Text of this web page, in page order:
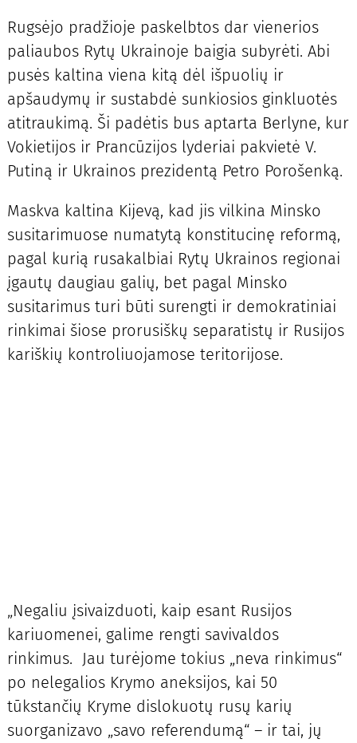
Rugsėjo pradžioje paskelbtos dar vienerios
paliaubos Rytų Ukrainoje baigia subyrėti. Abi
pusės kaltina viena kitą dėl išpuolių ir
apšaudymų ir sustabdė sunkiosios ginkluotės
atitraukimą. Ši padėtis bus aptarta Berlyne, kur
Vokietijos ir Prancūzijos lyderiai pakvietė V.
Putiną ir Ukrainos prezidentą Petro Porošenką.
Maskva kaltina Kijevą, kad jis vilkina Minsko
susitarimuose numatytą konstitucinę reformą,
pagal kurią rusakalbiai Rytų Ukrainos regionai
įgautų daugiau galių, bet pagal Minsko
susitarimus turi būti surengti ir demokratiniai
rinkimai šiose prorusiškų separatistų ir Rusijos
kariškių kontroliuojamose teritorijose.
„Negaliu įsivaizduoti, kaip esant Rusijos
kariuomenei, galime rengti savivaldos
rinkimus. Jau turėjome tokius „neva rinkimus“
po nelegalios Krymo aneksijos, kai 50
tūkstančių Kryme dislokuotų rusų karių
suorganizavo „savo referendumą“ – ir tai, jų